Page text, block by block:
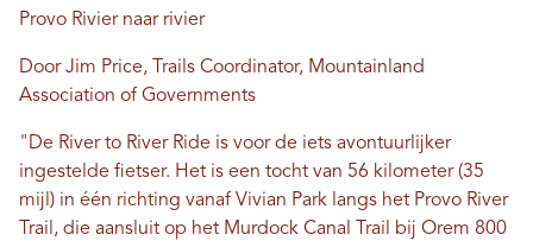
Provo Rivier naar rivier
Door Jim Price, Trails Coordinator, Mountainland
Association of Governments
"De River to River Ride is voor de iets avontuurlijker
ingestelde fietser. Het is een tocht van 56 kilometer (35
mijl) in één richting vanaf Vivian Park langs het Provo River
Trail, die aansluit op het Murdock Canal Trail bij Orem 800